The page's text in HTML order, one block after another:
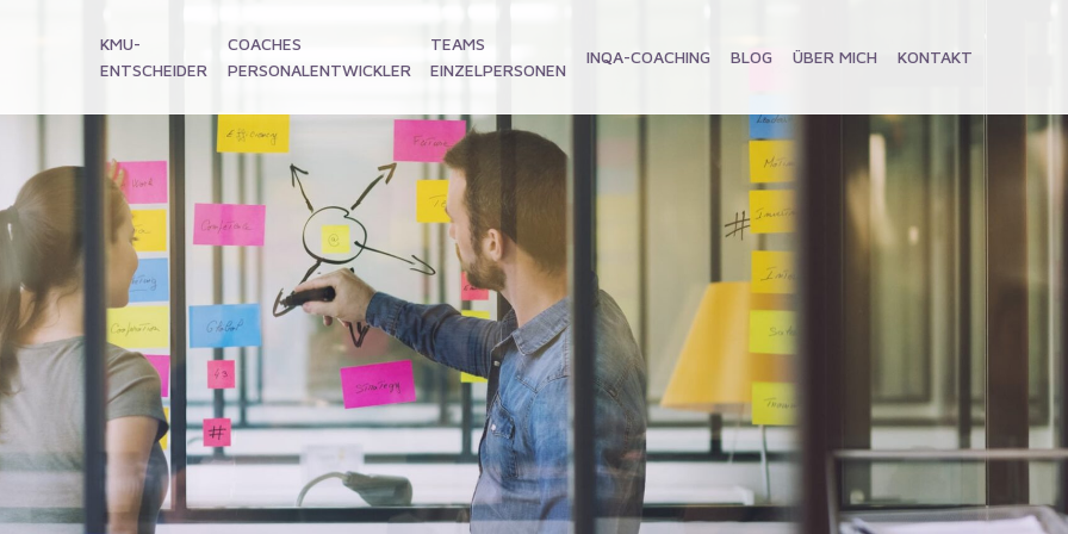
KMU-
ENTSCHEIDER
COACHES
PERSONALENTWICKLER
TEAMS
EINZELPERSONEN
INQA-COACHING BLOG ÜBER MICH KONTAKT